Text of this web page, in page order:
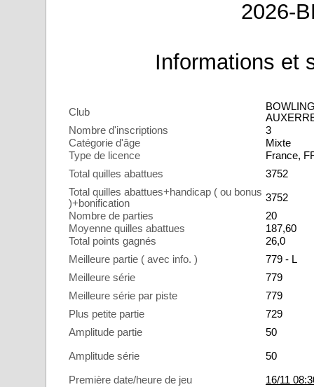
2026-
Informations et
Club
Nombre d'inscriptions
3
Catégorie d'âge
Mixte
Type de licence
France,
Total quilles abattues
3752
Total quilles abattues+handicap ( ou bonus
)+bonification
3752
Nombre de parties
20
Moyenne quilles abattues
187,60
Total points gagnés
26,0
Meilleure partie ( avec info. )
779 - L
Meilleure série
779
Meilleure série par piste
779
Plus petite partie
729
Amplitude partie
50
Amplitude série 50
Première date/heure de jeu
16/11